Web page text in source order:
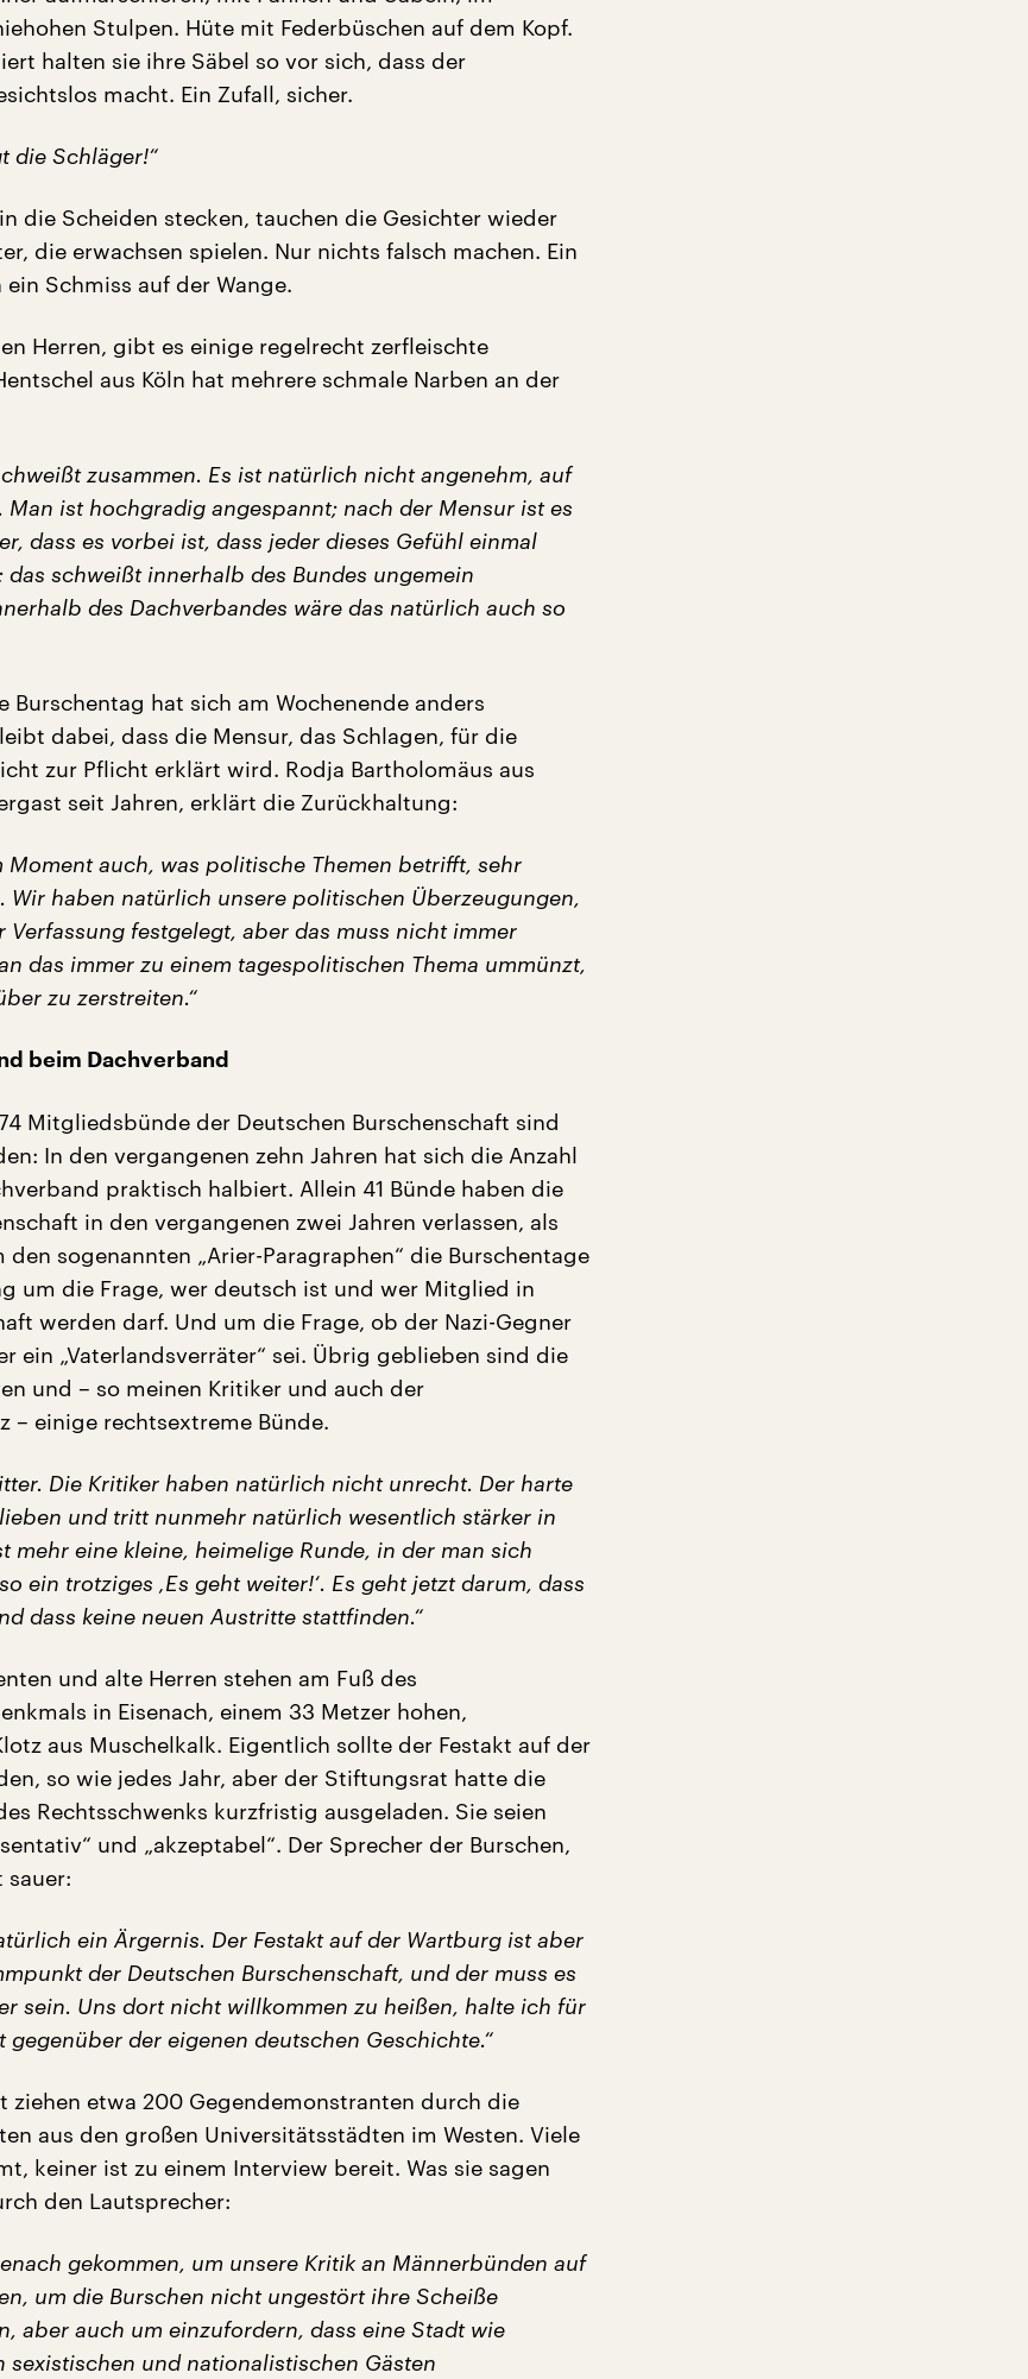
Stulpen. Hüte mit Federbüschen auf dem Kopf.
halten sie ihre Säbel so vor sich, dass der
macht. Ein Zufall, sicher.
die Schläger!“
die Scheiden stecken, tauchen die Gesichter wieder
die erwachsen spielen. Nur nichts falsch machen. Ein
Schmiss auf der Wange.
Herren, gibt es einige regelrecht zerfleischte
aus Köln hat mehrere schmale Narben an der
zusammen. Es ist natürlich nicht angenehm, auf
Man ist hochgradig angespannt; nach der Mensur ist es
dass es vorbei ist, dass jeder dieses Gefühl einmal
das schweißt innerhalb des Bundes ungemein
des Dachverbandes wäre das natürlich auch so
Burschentag hat sich am Wochenende anders
dabei, dass die Mensur, das Schlagen, für die
zur Pflicht erklärt wird. Rodja Bartholomäus aus
seit Jahren, erklärt die Zurückhaltung:
Moment auch, was politische Themen betrifft, sehr
Wir haben natürlich unsere politischen Überzeugungen,
Verfassung festgelegt, aber das muss nicht immer
das immer zu einem tagespolitischen Thema ummünzt,
zu zerstreiten.“
beim Dachverband
Mitgliedsbünde der Deutschen Burschenschaft sind
In den vergangenen zehn Jahren hat sich die Anzahl
praktisch halbiert. Allein 41 Bünde haben die
in den vergangenen zwei Jahren verlassen, als
den sogenannten „Arier-Paragraphen“ die Burschentage
um die Frage, wer deutsch ist und wer Mitglied in
werden darf. Und um die Frage, ob der Nazi-Gegner
ein „Vaterlandsverräter“ sei. Übrig geblieben sind die
und – so meinen Kritiker und auch der
– einige rechtsextreme Bünde.
Die Kritiker haben natürlich nicht unrecht. Der harte
und tritt nunmehr natürlich wesentlich stärker in
mehr eine kleine, heimelige Runde, in der man sich
ein trotziges ‚Es geht weiter!‘. Es geht jetzt darum, dass
dass keine neuen Austritte stattfinden.“
und alte Herren stehen am Fuß des
in Eisenach, einem 33 Metzer hohen,
aus Muschelkalk. Eigentlich sollte der Festakt auf der
so wie jedes Jahr, aber der Stiftungsrat hatte die
Rechtsschwenks kurzfristig ausgeladen. Sie seien
und „akzeptabel“. Der Sprecher der Burschen,
sauer:
ein Ärgernis. Der Festakt auf der Wartburg ist aber
der Deutschen Burschenschaft, und der muss es
sein. Uns dort nicht willkommen zu heißen, halte ich für
gegenüber der eigenen deutschen Geschichte.“
ziehen etwa 200 Gegendemonstranten durch die
aus den großen Universitätsstädten im Westen. Viele
keiner ist zu einem Interview bereit. Was sie sagen
den Lautsprecher:
gekommen, um unsere Kritik an Männerbünden auf
um die Burschen nicht ungestört ihre Scheiße
aber auch um einzufordern, dass eine Stadt wie
sexistischen und nationalistischen Gästen